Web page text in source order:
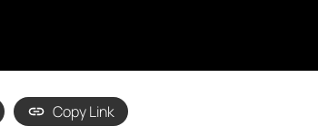
Copy Link